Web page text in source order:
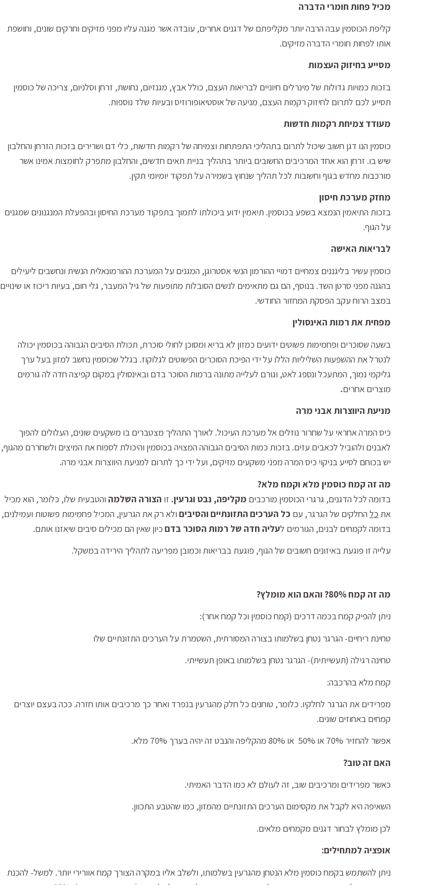
מכיל פחות חומרי הדברה
קליפת הכוסמין עבה הרבה יותר מקליפתם של דגנים אחרים, עובדה אשר מגנה עליו מפני מזיקים וחרקים שונים, וחושפת
אותו לפחות חומרי הדברה מזיקים.
מסייע בחיזוק העצמות
בזכות כמויות גדולות של מינרלים חיוניים לבריאות העצם, כולל אבץ, מגנזיום, נחושת, זרחן וסלניום, צריכה של כוסמין
תסייע לכם לתרום לחיזוק רקמות העצם, מניעה של אוסטיאופורוזיס ובעיות שלד נוספות.
מעודד צמיחת רקמות חדשות
כוסמין הנו דגן חשוב שיכול לתרום בתהליכי התפתחות וצמיחה של רקמות חדשות, כלי דם ושרירים בזכות הזרחן והחלבון
שיש בו. זרחן הוא אחד המרכיבים החשובים ביותר בתהליך בניית תאים חדשים, והחלבון מתפרק לחומצות אמינו אשר
מורכבות מחדש בגוף וחשובות לכל תהליך שנחוץ בשמירה על תפקוד יומיומי תקין.
מחזק מערכת חיסון
בזכות התיאמין הנמצא בשפע בכוסמין. תיאמין ידוע ביכולתו לתמוך בתפקוד מערכת החיסון ובהפעלת המנגנונים שמגנים
על הגוף.
לבריאות האישה
כוסמין עשיר בליגננים צמחיים דמויי ההורמון הנשי אסטרוגן, המגנים על המערכת ההורמונאלית הנשית ונחשבים ליעילים
בהגנה מפני סרטן השד. בנוסף, הם גם מתאימים לנשים הסובלות מתופעות של גיל המעבר, גלי חום, בעיות ריכוז או שינויים
במצב הרוח עקב הפסקת המחזור החודשי.
מפחית את רמות האינסולין
בשעה שסוכרים ופחמימות פשוטים ידועים כמזון לא בריא ומסוכן לחולי סוכרת, תכולת הסיבים הגבוהה בכוסמין יכולה
לנטרל את ההשפעות השליליות הללו על ידי הפיכת הסוכרים הפשוטים לגלוקוז. בגלל שכוסמין נחשב למזון בעל ערך
גליקמי נמוך, המתעכל ונספג לאט, וגורם לעלייה מתונה ברמות הסוכר בדם ובאינסולין במקום קפיצה חדה לה גורמים
מוצרים אחרים.
מניעת היווצרות אבני מרה
כיס המרה אחראי על שחרור נוזלים אל מערכת העיכול. לאורך התהליך מצטברים בו משקעים שונים, העלולים להפוך
לאבנים ולהוביל לכאבים עזים. בזכות כמות הסיבים הגבוהה המצויה בכוסמין והיכולת לספוח את המיצים ולשחררם מהגוף,
יש בכוחם לסייע בניקוי כיס המרה מפני משקעים מזיקים, ועל ידי כך לתרום למניעת היווצרות אבני מרה.
מה זה קמח כוסמין מלא וקמח מלא?
בדומה לכל הדגנים, גרגרי הכוסמין מורכבים מקליפה, נבט וגרעין. זו הצורה השלמה והטבעית שלו, כלומר, הוא מכיל
את כלהחלקים של הגרגר, עם כל הערכים התזונתיים והסיביםולא רק את הגרעין, המכיל פחמימות פשוטות ועמילנים,
בדומה לקמחים לבנים, הגורמים לעליה חדה של רמות הסוכר בדם כיון שאין הם מכילים סיבים שיאזנו אותם.
עלייה זו פוגעת באיזונים חשובים של הגוף, פוגעת בבריאות וכמובן מפריעה לתהליך הירידה במשקל.
מה זה קמח 80%? והאם הוא מומלץ?
ניתן להפיק קמח בכמה דרכים (קמח כוסמין וכל קמח אחר):
טחינת ריחיים- הגרגר נטחן בשלמותו בצורה המסורתית, השטמרת על הערכים התזונתיים שלו
טחינה רגילה (תעשייתית)- הגרגר נטחן בשלמותו באופן תעשייתי.
קמח מלא בהרכבה:
מפרידים את הגרגר לחלקיו. כלומר, טוחנים כל חלק מהגרעין בנפרד ואחר כך מרכיבים אותו חזרה. ככה בעצם יוצרים
קמחים באחוזים שונים.
אפשר להחזיר 70% או 50% או 80% מהקליפה והנבט זה יהיה בערך 70% מלא.
האם זה טוב?
כאשר מפרידים ומרכיבים שוב, זה לעולם לא כמו הדבר האמיתי.
השאיפה היא לקבל את מקסימום הערכים התזונתיים מהמזון, כמו שהטבע התכוון.
לכן מומלץ לבחור דגנים מקמחים מלאים.
אופציה למתחילים:
ניתן להשתמש בקמח כוסמין מלא הנטחן מהגרעין בשלמותו, ולשלב אליו במקרה הצורך קמח אוורירי יותר. למשל- להכנת